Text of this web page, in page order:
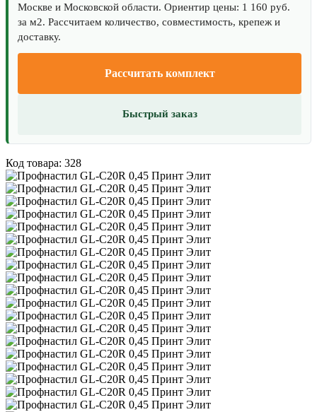
Москве и Московской области. Ориентир цены: 1 160 руб.
за м2. Рассчитаем количество, совместимость, крепеж и
доставку.
Рассчитать комплект
Быстрый заказ
Код товара: 328